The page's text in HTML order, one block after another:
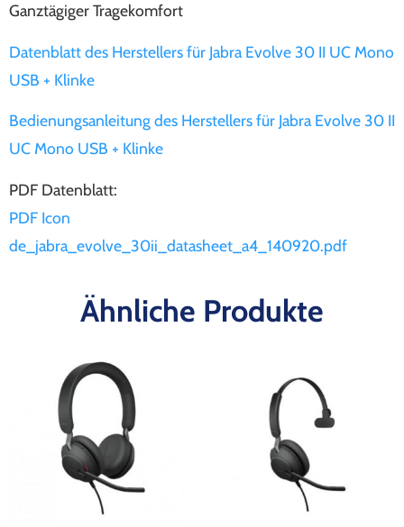
Ganztägiger Tragekomfort
Datenblatt des Herstellers für Jabra Evolve 30 II UC Mono
USB + Klinke
Bedienungsanleitung des Herstellers für Jabra Evolve 30 II
UC Mono USB + Klinke
PDF Datenblatt:
PDF Icon
de_jabra_evolve_30ii_datasheet_a4_140920.pdf
Ähnliche Produkte